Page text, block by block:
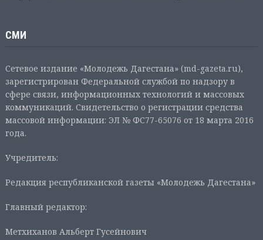
СМИ
Сетевое издание «Молодежь Дагестана» (md-gazeta.ru),
зарегистрирован Федеральной службой по надзору в
сфере связи, информационных технологий и массовых
коммуникаций. Свидетельство о регистрации средства
массовой информации: ЭЛ № ФС77-65076 от 18 марта 2016
года.
Учредитель:
Редакция республиканской газеты «Молодежь Дагестана»
Главный редактор:
Метхиханов Альберт Гусейнович